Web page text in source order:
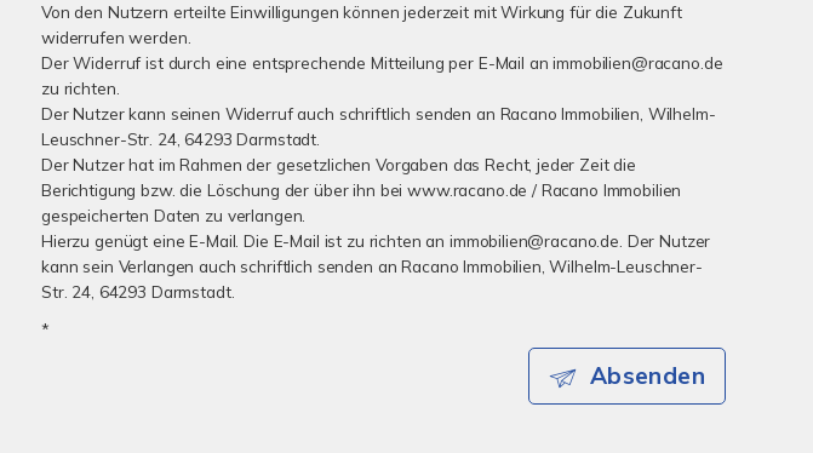
Von den Nutzern erteilte Einwilligungen können jederzeit mit Wirkung für die Zukunft
widerrufen werden.
Der Widerruf ist durch eine entsprechende Mitteilung per E-Mail an immobilien@racano.de
zu richten.
Der Nutzer kann seinen Widerruf auch schriftlich senden an Racano Immobilien, Wilhelm-
Leuschner-Str. 24, 64293 Darmstadt.
Der Nutzer hat im Rahmen der gesetzlichen Vorgaben das Recht, jeder Zeit die
Berichtigung bzw. die Löschung der über ihn bei www.racano.de / Racano Immobilien
gespeicherten Daten zu verlangen.
Hierzu genügt eine E-Mail. Die E-Mail ist zu richten an immobilien@racano.de. Der Nutzer
kann sein Verlangen auch schriftlich senden an Racano Immobilien, Wilhelm-Leuschner-
Str. 24, 64293 Darmstadt.
*
Absenden